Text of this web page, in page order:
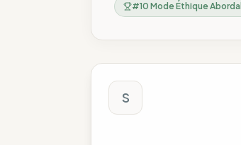
#10 Mode Éthique
Score The
S